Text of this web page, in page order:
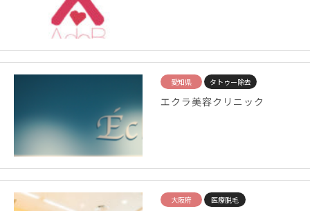
愛知県 タトゥー除去
エクラ美容クリニック
大阪府 医療脱毛